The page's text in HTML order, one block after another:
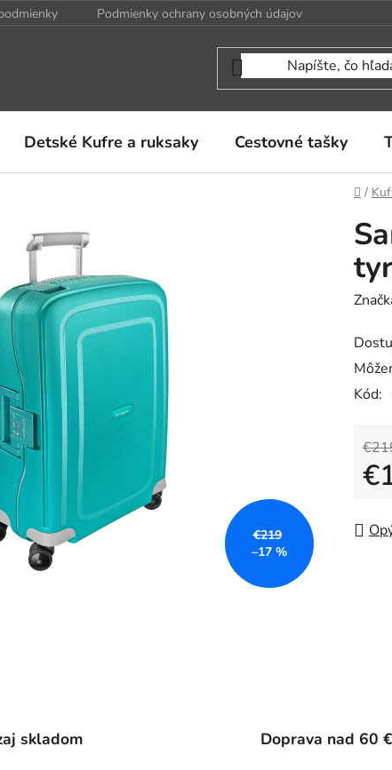
Podmienky ochrany osobných údajov
Detské Kufre a ruksaky Cestovné tašky
/
Kód:
€219
–17 %
skladom Doprava nad 60